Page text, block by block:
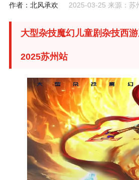
作者：北风承欢 2025-03-25 来源：苏
大型杂技魔幻儿童剧杂技西
2025苏州站